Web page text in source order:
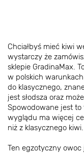
Chciałbyś mieć kiwi
wystarczy że
sklepie GradinaMax.
w polskich
do klasycznego,
jest słodsza oraz
Spowodowane jest
wyglądu ma więcej
niż z klasycznego kiwi.
Ten egzotyczny